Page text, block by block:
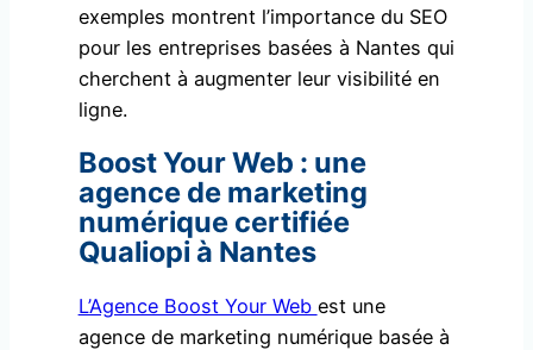
exemples montrent l’importance du SEO
pour les entreprises basées à Nantes qui
cherchent à augmenter leur visibilité en
ligne.
Boost Your Web : une
agence de marketing
numérique certifiée
Qualiopi à Nantes
L’Agence Boost Your Web est une
agence de marketing numérique basée à